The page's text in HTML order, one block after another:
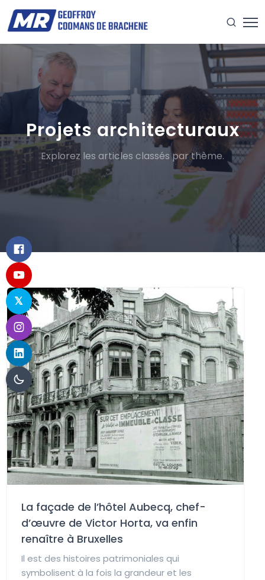
Projets architecturaux
Explorez les articles classés par thème.
La façade de l’hôtel Aubecq, chef-
d’œuvre de Victor Horta, va enfin
renaître à Bruxelles
Il est des histoires patrimoniales qui
symbolisent à la fois la grandeur et les